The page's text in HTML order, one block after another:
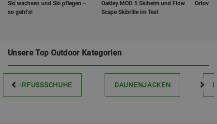
Ski wachsen und Ski pflegen –
so geht’s!
Oakley MOD 5 Skihelm und Flow
Scape Skibrille im Test
Ortovox
Unsere Top Outdoor Kategorien
BARFUSSSCHUHE DAUNENJACKEN